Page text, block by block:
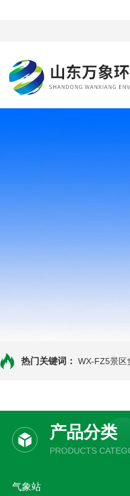
热门关键词： WX-FZ5景区
产品分类
PRODUCTS
气象站